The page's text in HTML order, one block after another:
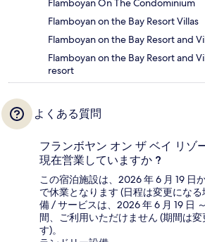
Flamboyan On The Condominium
Flamboyan on the Bay Resort Villas
Flamboyan on the Bay Resort and
Flamboyan on the Bay Resort and
resort
よくある質問
フランボヤン オン ザ ベイ リゾ
現在営業していますか ?
この宿泊施設は、2026 年 6 月 19 日
で休業となります (日程は変更にな
備 / サービスは、2026 年 6 月 19 日
間、ご利用いただけません (期間は
す)。